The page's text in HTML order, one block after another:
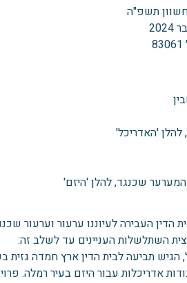
תשפ"ה
להלן 'האדריכל'
שכנגד, להלן 'היזם'
הדין העבירה לעיוננו ערעור וערעור
השתלשלות העניינים עד לשלב זה:
הגיש תביעה לבית הדין ארץ חמדה
אדריכלות עבור היזם בעיר רמלה.